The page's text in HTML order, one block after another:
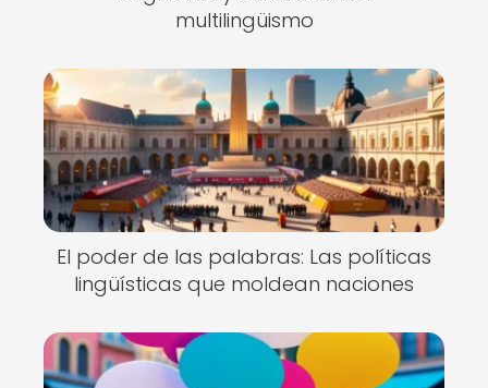
multilingüismo
El poder de las palabras: Las políticas
lingüísticas que moldean naciones